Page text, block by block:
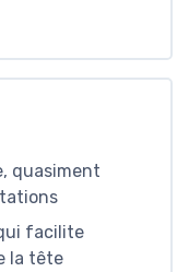
quasiment
facilite
la tête